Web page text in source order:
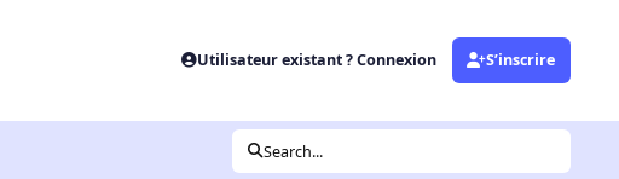
Utilisateur existant ? Connexion S’inscrire
Search...